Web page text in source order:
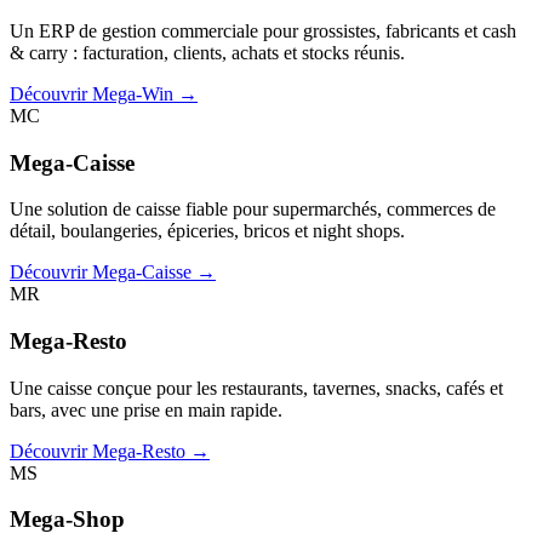
Un ERP de gestion commerciale pour grossistes, fabricants et cash
& carry : facturation, clients, achats et stocks réunis.
Découvrir Mega-Win →
MC
Mega-Caisse
Une solution de caisse fiable pour supermarchés, commerces de
détail, boulangeries, épiceries, bricos et night shops.
Découvrir Mega-Caisse →
MR
Mega-Resto
Une caisse conçue pour les restaurants, tavernes, snacks, cafés et
bars, avec une prise en main rapide.
Découvrir Mega-Resto →
MS
Mega-Shop